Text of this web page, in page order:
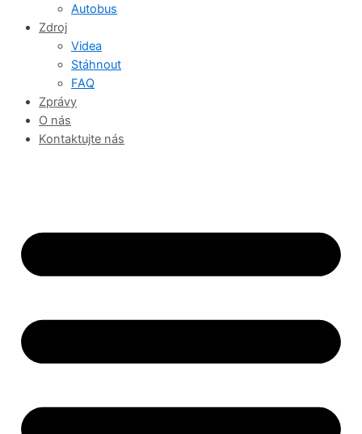
Autobus
Zdroj
Videa
Stáhnout
FAQ
Zprávy
O nás
Kontaktujte nás